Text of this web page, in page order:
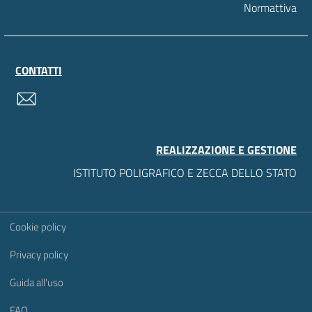
Normattiva
CONTATTI
REALIZZAZIONE E GESTIONE
ISTITUTO POLIGRAFICO E ZECCA DELLO STATO
Sezione Link Utili
Cookie policy
Privacy policy
Guida all'uso